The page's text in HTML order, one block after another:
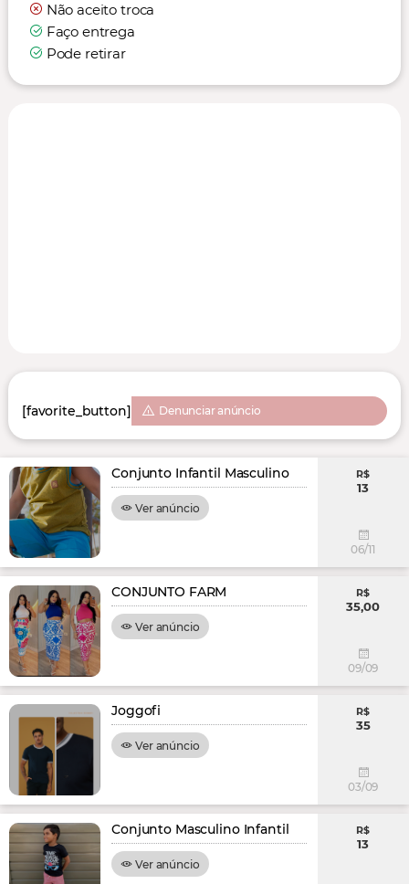
Não aceito troca
Faço entrega
Pode retirar
[favorite_button] Denunciar anúncio
Conjunto Infantil Masculino
Ver anúncio
R$
13
06/11
CONJUNTO FARM
Ver anúncio
R$
35,00
09/09
Joggofi
Ver anúncio
R$
35
03/09
Conjunto Masculino Infantil
Ver anúncio
R$
13